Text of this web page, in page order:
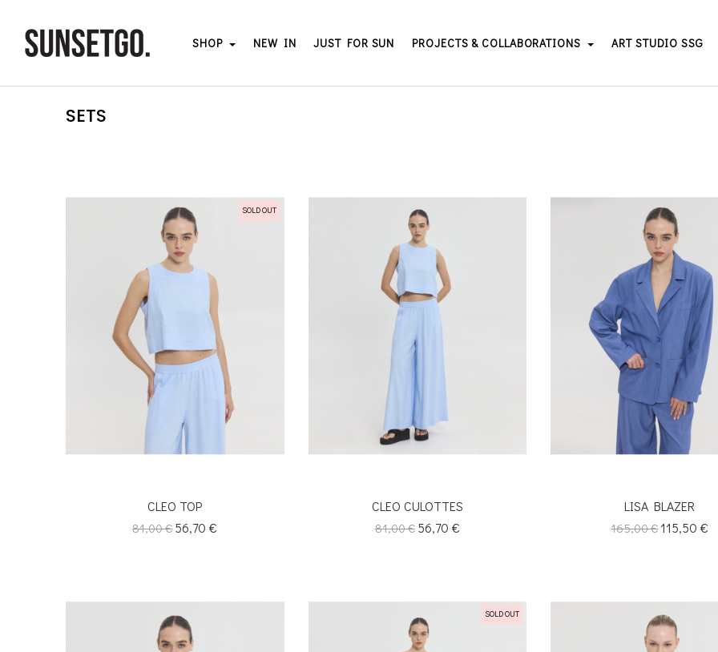
SHOP NEW IN JUST FOR SUN PROJECTS & COLLABORATIONS ART STUDIO SSG
SETS
CLEO TOP
Κανονική
81,00 €Τιμή
56,70 €
SOLD OUT
CLEO CULOTTES
Κανονική
81,00 € Τιμή
56,70 €
LISA BLAZER
Κανονική
165,00 €Τιμή
115,50 €
SOLD OUT